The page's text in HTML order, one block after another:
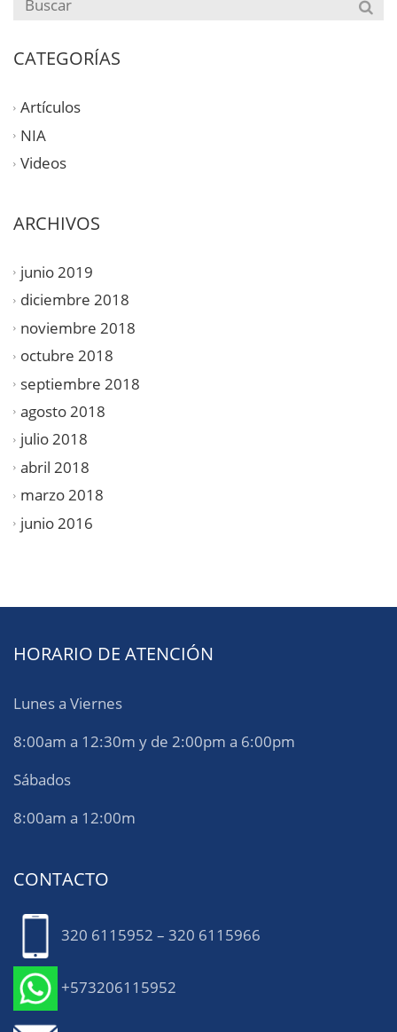
CATEGORÍAS
Artículos
NIA
Videos
ARCHIVOS
junio 2019
diciembre 2018
noviembre 2018
octubre 2018
septiembre 2018
agosto 2018
julio 2018
abril 2018
marzo 2018
junio 2016
HORARIO DE ATENCIÓN
Lunes a Viernes
8:00am a 12:30m y de 2:00pm a 6:00pm
Sábados
8:00am a 12:00m
CONTACTO
320 6115952 – 320 6115966
+573206115952